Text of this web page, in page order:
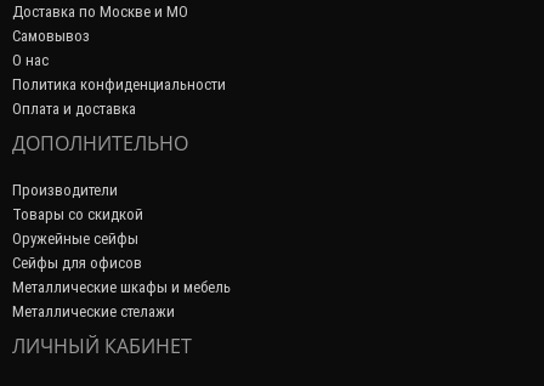
Доставка по Москве и МО
Самовывоз
О нас
Политика конфиденциальности
Оплата и доставка
ДОПОЛНИТЕЛЬНО
Производители
Товары со скидкой
Оружейные сейфы
Сейфы для офисов
Металлические шкафы и мебель
Металлические стелажи
ЛИЧНЫЙ КАБИНЕТ